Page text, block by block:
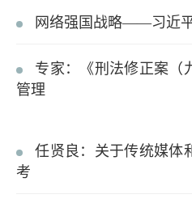
网络强国战略——习近
专家：《刑法修正案（
管理
任贤良：关于传统媒体
考